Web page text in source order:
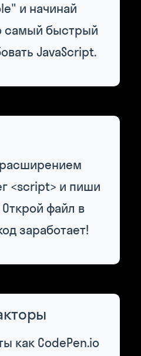
и начинай
самый быстрый
JavaScript.
<script> и пиши
файл в
заработает!
как CodePen.io